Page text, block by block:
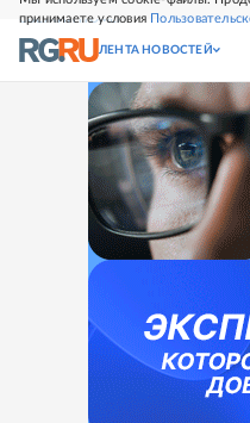
принимаете условия
СВЕЖИЙ НОМЕР
ЛЕНТА НОВОСТЕЙ